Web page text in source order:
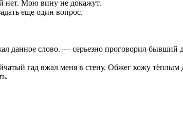
нет. Мою вину не докажут.
еще один вопрос.
данное слово. — серьезно проговорил бывший
гад вжал меня в стену. Обжег кожу